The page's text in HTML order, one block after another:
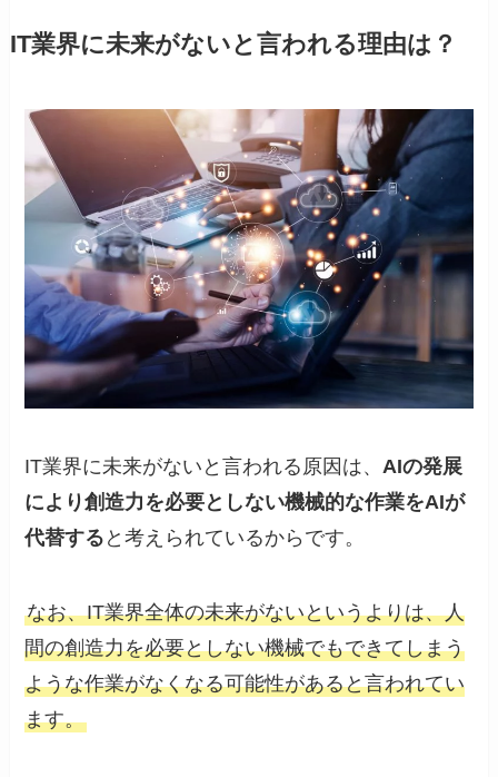
IT業界に未来がないと言われる理由は？
IT業界に未来がないと言われる原因は、 AIの発展
により創造力を必要としない機械的な作業をAIが
代替する と考えられているからです。
なお、IT業界全体の未来がないというよりは、人
間の創造力を必要としない機械でもできてしまう
ような作業がなくなる可能性があると言われてい
ます。